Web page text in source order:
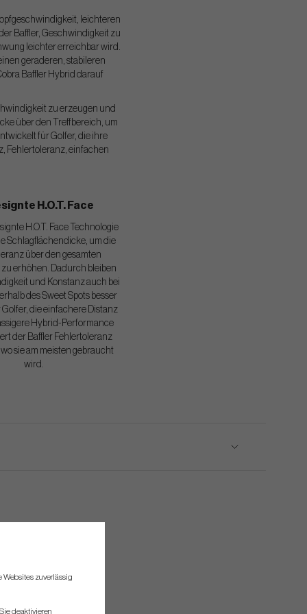
leichteren
Baffler, Geschwindigkeit zu
leichter erreichbar wird.
geraderen, stabileren
Baffler Hybrid darauf
zu erzeugen und
über den Treffbereich, um
für Golfer, die ihre
Fehlertoleranz, einfachen
H.O.T. Face
H.O.T. Face Technologie
Schlagflächendicke, um die
über den gesamten
zu erhöhen. Dadurch bleiben
und Konstanz auch bei
des Sweet Spots besser
die einfachere Distanz
Hybrid-Performance
der Baffler Fehlertoleranz
sie am meisten gebraucht
wird.
Websites zuverlässig
deaktivieren